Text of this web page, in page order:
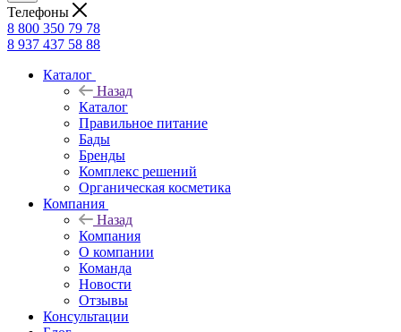
Телефоны
8 800 350 79 78
8 937 437 58 88
Каталог
Назад
Каталог
Правильное питание
Бады
Бренды
Комплекс решений
Органическая косметика
Компания
Назад
Компания
О компании
Команда
Новости
Отзывы
Консультации